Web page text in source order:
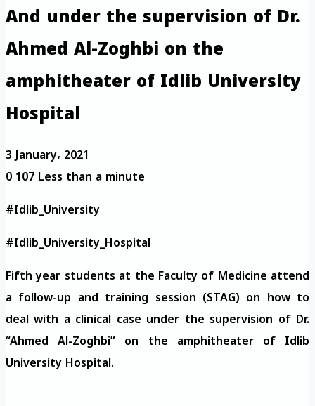
And under the supervision of Dr.
Ahmed Al-Zoghbi on the
amphitheater of Idlib University
Hospital
3 January، 2021
0107Less than a minute
#Idlib_University
#Idlib_University_Hospital
Fifth year students at the Faculty of Medicine attend
a follow-up and training session (STAG) on how to
deal with a clinical case under the supervision of Dr.
“Ahmed Al-Zoghbi” on the amphitheater of Idlib
University Hospital.